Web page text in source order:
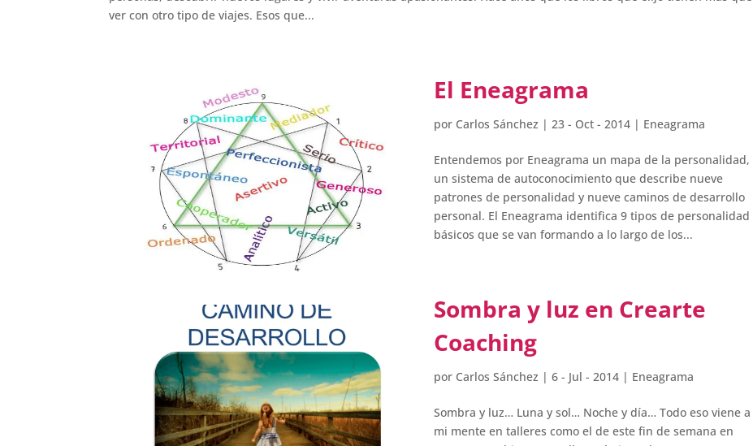
ver con otro tipo de viajes. Esos que...
El Eneagrama
por Carlos Sánchez |23 - Oct - 2014 | Eneagrama
Entendemos por Eneagrama un mapa de la personalidad,
un sistema de autoconocimiento que describe nueve
patrones de personalidad y nueve caminos de desarrollo
personal. El Eneagrama identifica 9 tipos de personalidad
básicos que se van formando a lo largo de los...
Sombra y luz en Crearte
Coaching
por Carlos Sánchez |6 - Jul - 2014 | Eneagrama
Sombra y luz… Luna y sol… Noche y día… Todo eso viene a
mi mente en talleres como el de este fin de semana en